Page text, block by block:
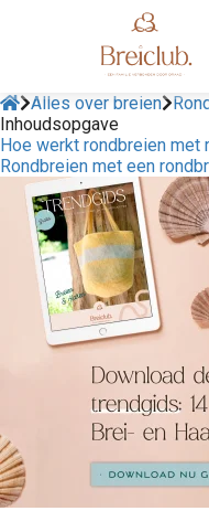
Alles over breien
Inhoudsopgave
Hoe werkt rondbreien met
Rondbreien met een